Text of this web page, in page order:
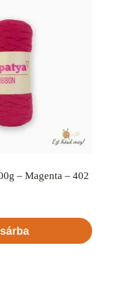
– Magenta – 402